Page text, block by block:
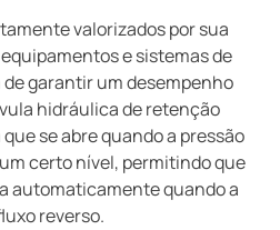
valorizados por sua
e sistemas de
garantir um desempenho
hidráulica de retenção
se abre quando a pressão
certo nível, permitindo que
automaticamente quando a
reverso.